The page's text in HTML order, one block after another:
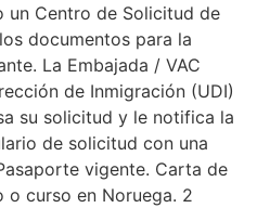
un Centro de Solicitud de
documentos para la
La Embajada / VAC
de Inmigración (UDI)
su solicitud y le notifica la
de solicitud con una
vigente. Carta de
curso en Noruega. 2